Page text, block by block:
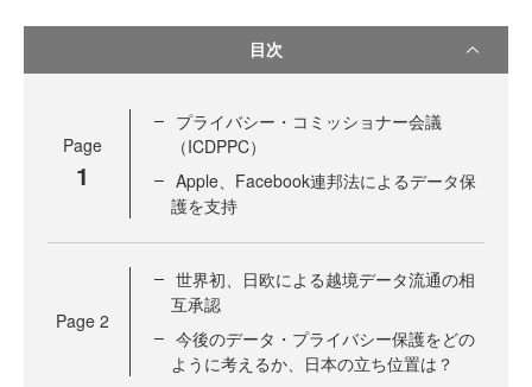
目次
Page
1
プライバシー・コミッショナー会議
（ICDPPC）
Apple、Facebook連邦法によるデータ保
護を支持
Page 2
世界初、日欧による越境データ流通の相
互承認
今後のデータ・プライバシー保護をどの
ように考えるか、日本の立ち位置は？